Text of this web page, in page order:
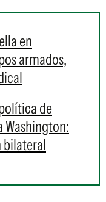
en
armados,
de
Washington:
bilateral